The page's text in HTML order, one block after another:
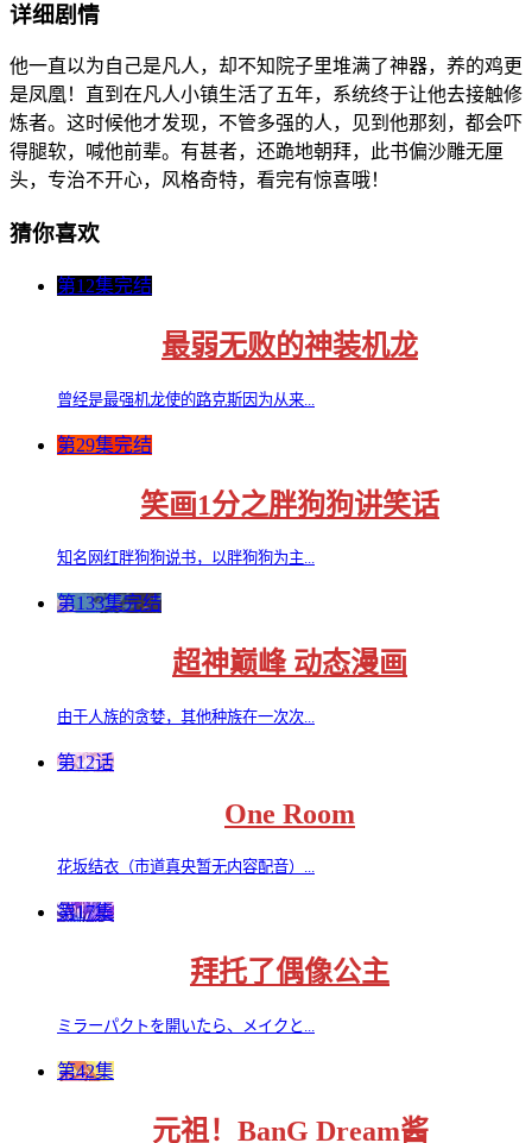
详细剧情
他一直以为自己是凡人，却不知院子里堆满了神器，养的鸡更
是凤凰！直到在凡人小镇生活了五年，系统终于让他去接触修
炼者。这时候他才发现，不管多强的人，见到他那刻，都会吓
得腿软，喊他前辈。有甚者，还跪地朝拜，此书偏沙雕无厘
头，专治不开心，风格奇特，看完有惊喜哦！
猜你喜欢
第12集完结
最弱无败的神装机龙
曾经是最强机龙使的路克斯因为从来...
第29集完结
笑画1分之胖狗狗讲笑话
知名网红胖狗狗说书，以胖狗狗为主...
第133集完结
超神巅峰 动态漫画
由于人族的贪婪，‌其他种族在一次次...
第12话
One Room
花坂结衣（市道真央暂无内容配音）...
第17集
拜托了偶像公主
ミラーパクトを開いたら、メイクと...
第42集
元祖！BanG Dream酱